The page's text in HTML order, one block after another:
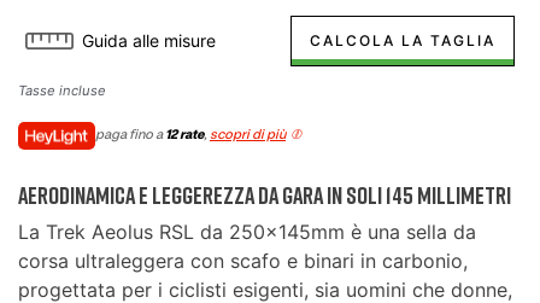
Guida alle misure CALCOLA LA TAGLIA
Tasse incluse
paga fino a12 rate, scopri di più
Aerodinamica e leggerezza da gara in soli 145 millimetri
La Trek Aeolus RSL da 250x145mm è una sella da
corsa ultraleggera con scafo e binari in carbonio,
progettata per i ciclisti esigenti, sia uomini che donne,